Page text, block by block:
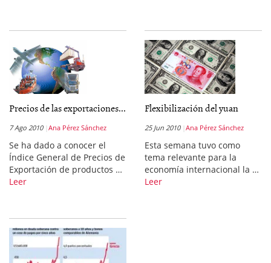
Precios de las exportaciones...
7 Ago 2010 Ana Pérez Sánchez
Se ha dado a conocer el
Índice General de Precios de
Exportación de productos …
Leer
Flexibilización del yuan
25 Jun 2010 Ana Pérez Sánchez
Esta semana tuvo como
tema relevante para la
economía internacional la …
Leer